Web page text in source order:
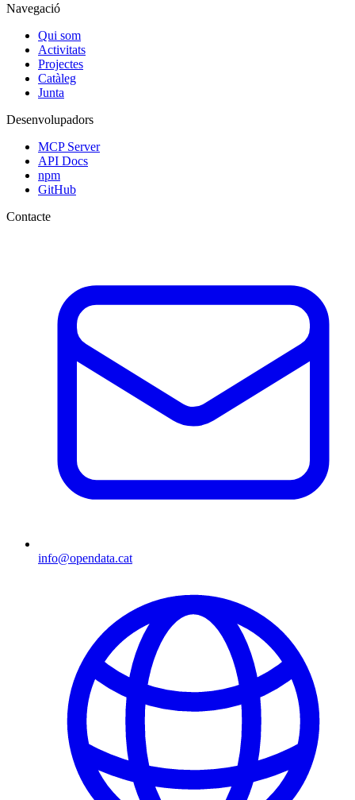
Navegació
Qui som
Activitats
Projectes
Catàleg
Junta
Desenvolupadors
MCP Server
API Docs
npm
GitHub
Contacte
info@opendata.cat